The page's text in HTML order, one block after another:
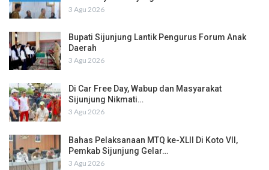
3 Agu 2026
Bupati Sijunjung Lantik Pengurus Forum Anak
Daerah
3 Agu 2026
Di Car Free Day, Wabup dan Masyarakat
Sijunjung Nikmati…
3 Agu 2026
Bahas Pelaksanaan MTQ ke-XLII Di Koto VII,
Pemkab Sijunjung Gelar…
3 Agu 2026